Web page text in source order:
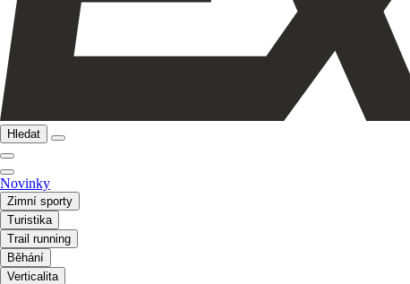
Hledat
Novinky
Zimní sporty
Turistika
Trail running
Běhání
Verticalita